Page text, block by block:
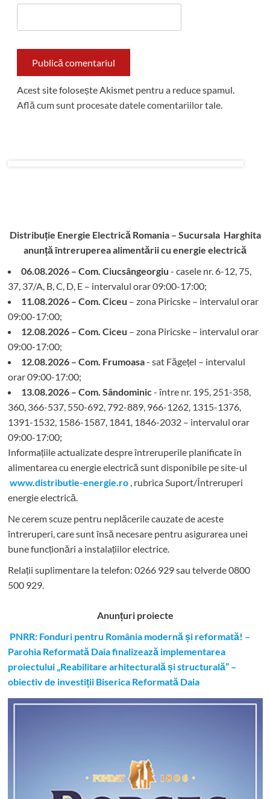
Acest site folosește Akismet pentru a reduce spamul.
Află cum sunt procesate datele comentariilor tale.
Distribuție Energie Electrică Romania – Sucursala Harghita
anunță întreruperea alimentării cu energie electrică
06.08.2026 – Com. Ciucsângeorgiu - casele nr. 6-12, 75,
37, 37/A, B, C, D, E – intervalul orar 09:00-17:00;
11.08.2026 – Com. Ciceu – zona Piricske – intervalul orar
09:00-17:00;
12.08.2026 – Com. Ciceu – zona Piricske – intervalul orar
09:00-17:00;
12.08.2026 – Com. Frumoasa- sat Făgețel – intervalul
orar 09:00-17:00;
13.08.2026 – Com. Sândominic- între nr. 195, 251-358,
360, 366-537, 550-692, 792-889, 966-1262, 1315-1376,
1391-1532, 1586-1587, 1841, 1846-2032 – intervalul orar
09:00-17:00;
Informațiile actualizate despre întreruperile planificate în
alimentarea cu energie electrică sunt disponibile pe site-ul
www.distributie-energie.ro , rubrica Suport/Întreruperi
energie electrică.
Ne cerem scuze pentru neplăcerile cauzate de aceste
întreruperi, care sunt însă necesare pentru asigurarea unei
bune funcționări a instalațiilor electrice.
Relații suplimentare la telefon: 0266 929 sau telverde 0800
500 929.
Anunțuri proiecte
PNRR: Fonduri pentru România modernă și reformată! –
Parohia Reformată Daia finalizează implementarea
proiectului „Reabilitare arhitecturală și structurală” –
obiectiv de investiții Biserica Reformată Daia